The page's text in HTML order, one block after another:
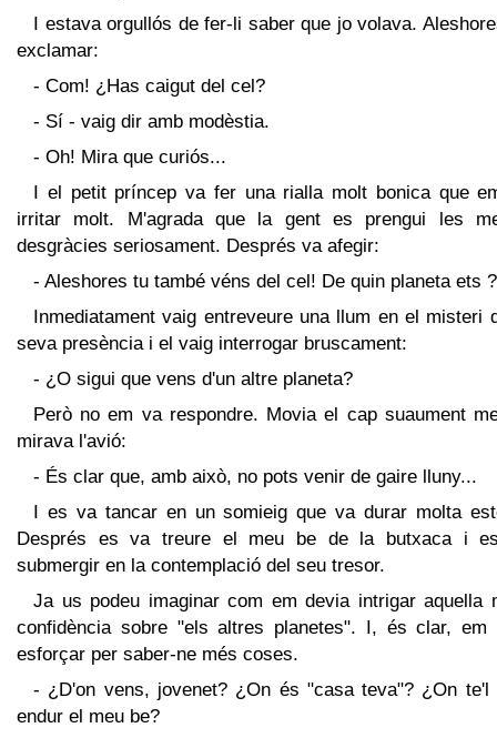
I estava orgullós de fer-li saber que jo volava.
exclamar:
- Com! ¿Has caigut del cel?
- Sí - vaig dir amb modèstia.
- Oh! Mira que curiós...
I el petit príncep va fer una rialla molt bonica que
irritar molt. M'agrada que la gent es prengui les
desgràcies seriosament. Després va afegir:
- Aleshores tu també véns del cel! De quin planeta ets ?
Inmediatament vaig entreveure una llum en el misteri
seva presència i el vaig interrogar bruscament:
- ¿O sigui que vens d'un altre planeta?
Però no em va respondre. Movia el cap suaument
mirava l'avió:
- És clar que, amb això, no pots venir de gaire lluny...
I es va tancar en un somieig que va durar molta
Després es va treure el meu be de la butxaca i
submergir en la contemplació del seu tresor.
Ja us podeu imaginar com em devia intrigar aquella
confidència sobre "els altres planetes". I, és clar, em
esforçar per saber-ne més coses.
- ¿D'on vens, jovenet? ¿On és "casa teva"? ¿On te'l
endur el meu be?